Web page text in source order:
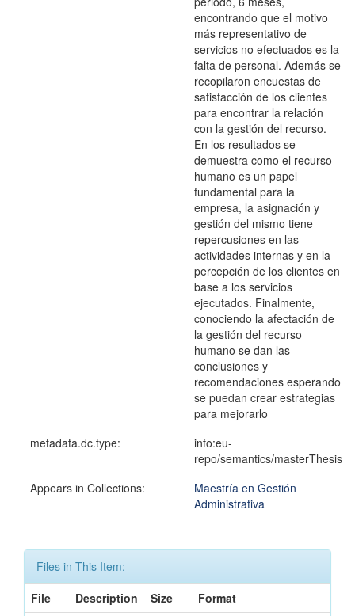
encontrando que el motivo
más representativo de
servicios no efectuados es la
falta de personal. Además se
recopilaron encuestas de
satisfacción de los clientes
para encontrar la relación
con la gestión del recurso.
En los resultados se
demuestra como el recurso
humano es un papel
fundamental para la
empresa, la asignación y
gestión del mismo tiene
repercusiones en las
actividades internas y en la
percepción de los clientes en
base a los servicios
ejecutados. Finalmente,
conociendo la afectación de
la gestión del recurso
humano se dan las
conclusiones y
recomendaciones esperando
se puedan crear estrategias
para mejorarlo
metadata.dc.type:
info:eu-
repo/semantics/masterThesis
Appears in Collections:
Maestría en Gestión
Administrativa
Files in This Item:
File
Description Size
Format